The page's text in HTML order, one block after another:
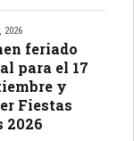
2026
feriado
para el 17
y
Fiestas
2026